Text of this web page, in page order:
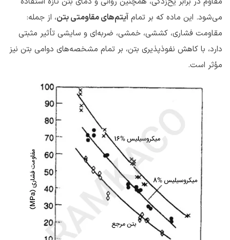
می‌شود. این ماده که بر تمام آیتم‌های مقاومتی بتن، از جمله:
مقاومت فشاری، کششی، خمشی، ضربه‌ای و سایشی تأثیر مثبتی
دارد، با کاهش نفوذپذیری بتن، بر تمام مشخصه‌های دوامی بتن نیز
مؤثر است.